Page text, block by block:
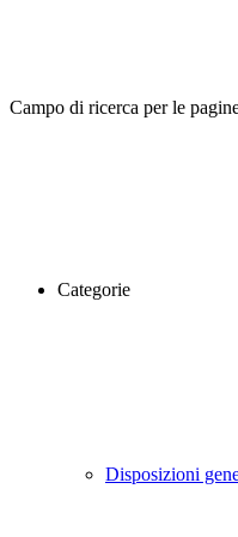
Campo di ricerca per le
Categorie
Disposizioni